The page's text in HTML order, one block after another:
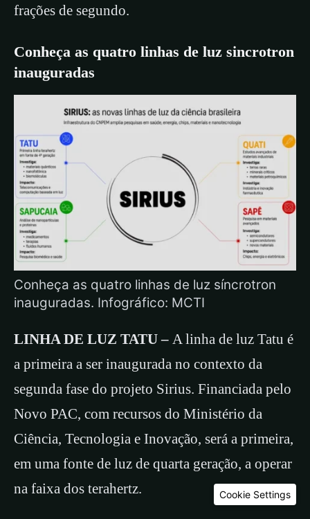
frações de segundo.
Conheça as quatro linhas de luz sincrotron
inauguradas
Conheça as quatro linhas de luz síncrotron
inauguradas. Infográfico: MCTI
LINHA DE LUZ TATU – A linha de luz Tatu é
a primeira a ser inaugurada no contexto da
segunda fase do projeto Sirius. Financiada pelo
Novo PAC, com recursos do Ministério da
Ciência, Tecnologia e Inovação, será a primeira,
em uma fonte de luz de quarta geração, a operar
na faixa dos terahertz.
Cookie Settings